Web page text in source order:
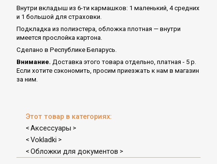
Внутри вкладыш из 6-ти кармашков: 1 маленький, 4 средних
и 1 большой для страховки.
Подкладка из полиэстера, обложка плотная — внутри
имеется прослойка картона.
Сделано в Республике Беларусь.
Внимание. Доставка этого товара отдельно, платная - 5 р.
Если хотите сэкономить, просим приезжать к нам в магазин
за ним.
Этот товар в категориях:
< Аксессуары >
< Vokladki >
< Обложки для документов >